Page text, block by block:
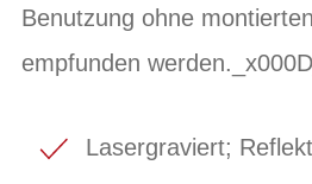
Benutzung ohne
empfunden
Lasergraviert;